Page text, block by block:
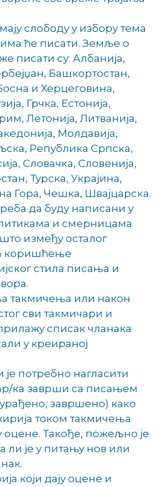
слободу у избору тема
ће писати. Земље о
писати су: Албанија,
Башкортостан,
и Херцеговина,
Грчка, Естонија,
Летонија, Литванија,
Молдавија,
Република Српска,
Словачка, Словенија,
Турска, Украјина,
Гора, Чешка, Швајцарска.
да буду написани у
и смерницама
између осталог
коришћење
стила писања и
такмичења или након
сви такмичари и
списак чланака
у креираној
је потребно нагласити
ка заврши са писањем
завршено) како
током такмичења
оцене. Такође, пожељно је
ли је у питању нов или
који дају оцене и